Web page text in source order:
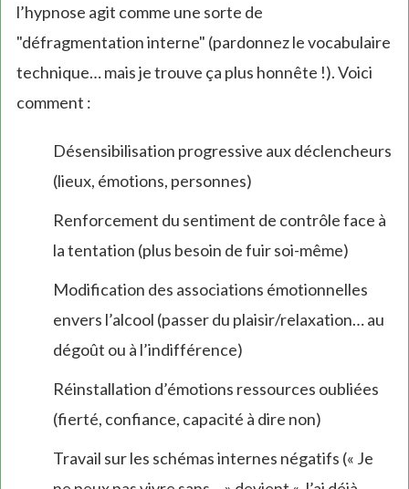
l’hypnose agit comme une sorte de
"défragmentation interne" (pardonnez le vocabulaire
technique… mais je trouve ça plus honnête !). Voici
comment :
Désensibilisation progressive aux déclencheurs
(lieux, émotions, personnes)
Renforcement du sentiment de contrôle face à
la tentation (plus besoin de fuir soi-même)
Modification des associations émotionnelles
envers l’alcool (passer du plaisir/relaxation… au
dégoût ou à l’indifférence)
Réinstallation d’émotions ressources oubliées
(fierté, confiance, capacité à dire non)
Travail sur les schémas internes négatifs (« Je